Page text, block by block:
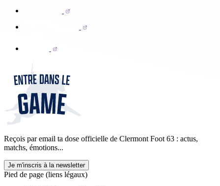
Reçois par email ta dose officielle de Clermont Foot 63 : actus,
matchs, émotions...
Je m'inscris à la newsletter
Pied de page (liens légaux)